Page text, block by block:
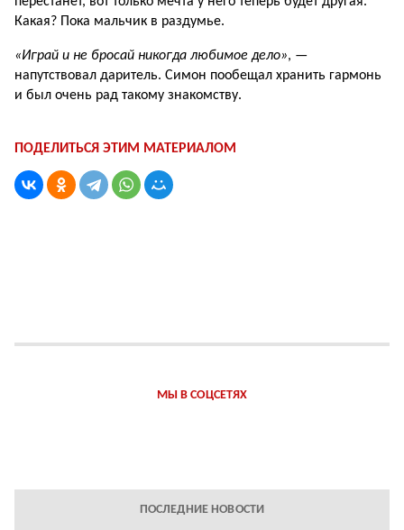
Какая? Пока мальчик в раздумье.
«Играй и не бросай никогда любимое дело», —
напутствовал даритель. Симон пообещал хранить гармонь
и был очень рад такому знакомству.
ПОДЕЛИТЬСЯ ЭТИМ МАТЕРИАЛОМ
МЫ В СОЦСЕТЯХ
ПОСЛЕДНИЕ НОВОСТИ